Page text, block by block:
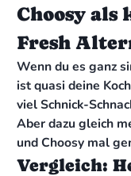
Choosy als
Fresh
Wenn du es ganz
ist quasi deine
viel Schnick-
Aber dazu gleich
und Choosy mal
Vergleich: